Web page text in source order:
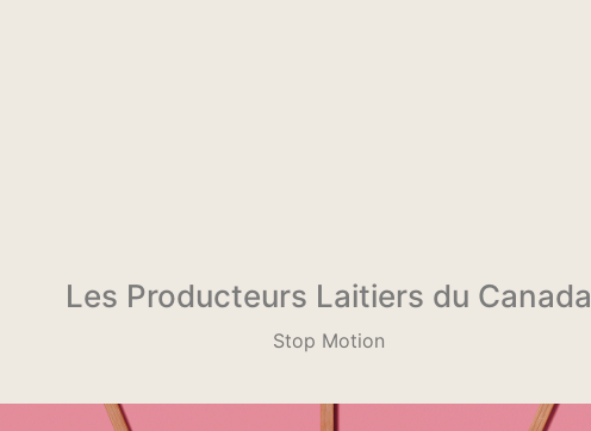
Les Producteurs Laitiers du Canada
Stop Motion